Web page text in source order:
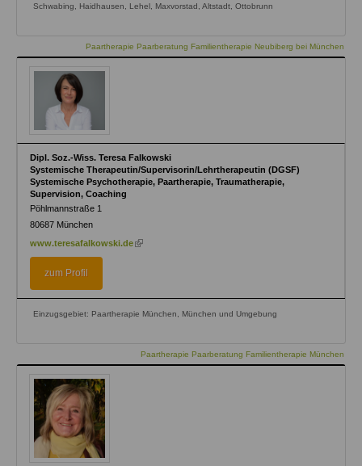
Schwabing, Haidhausen, Lehel, Maxvorstad, Altstadt, Ottobrunn
Paartherapie Paarberatung Familientherapie Neubiberg bei München
Dipl. Soz.-Wiss. Teresa Falkowski
Systemische Therapeutin/Supervisorin/Lehrtherapeutin (DGSF)
Systemische Psychotherapie, Paartherapie, Traumatherapie,
Supervision, Coaching
Pöhlmannstraße 1
80687 München
www.teresafalkowski.de (link
zum Profil
Einzugsgebiet: Paartherapie München, München und Umgebung
Paartherapie Paarberatung Familientherapie München